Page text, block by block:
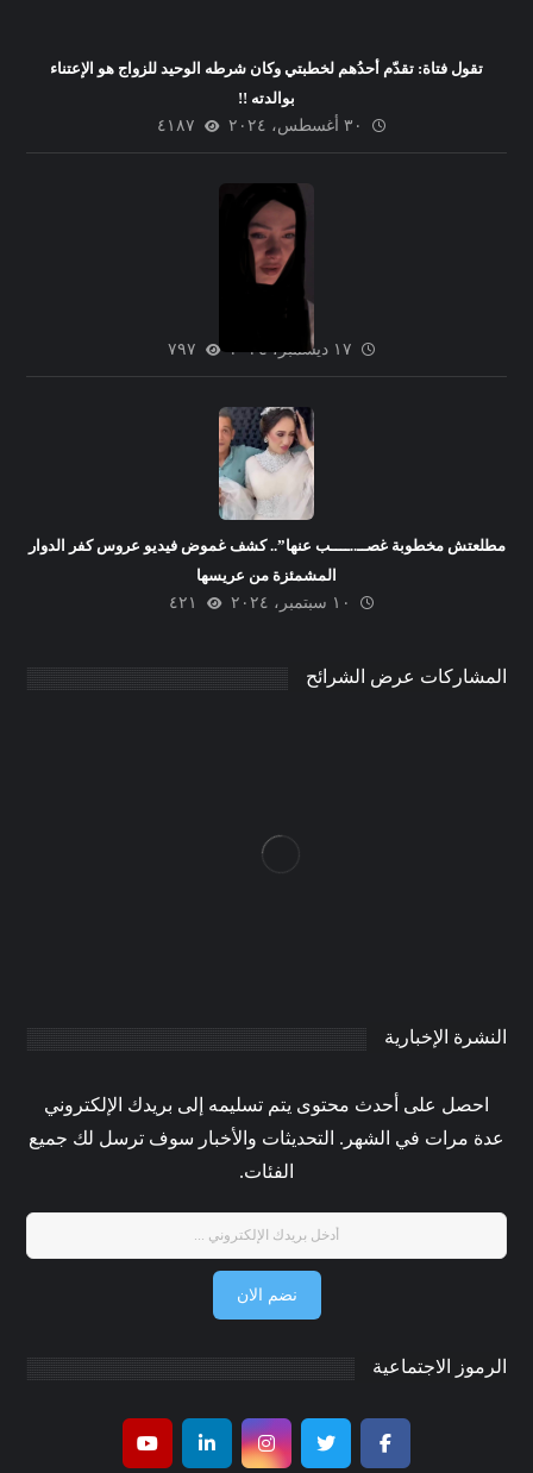
تقول فتاة: تقدّم أحدُهم لخطبتي وكان شرطه الوحيد للزواج هو الإعتناء
بوالدته !!
٣٠ أغسطس، ٢٠٢٤
٤١٨٧
بيتى اتخـ.ـرب
١٧ ديسمبر، ٢٠٢٤
٧٩٧
مطلعتش مخطوبة غصــ..ــــب عنها”.. كشف غموض فيديو عروس كفر الدوار
المشمئزة من عريسها
١٠ سبتمبر، ٢٠٢٤
٤٢١
المشاركات عرض الشرائح
النشرة الإخبارية
احصل على أحدث محتوى يتم تسليمه إلى بريدك الإلكتروني
عدة مرات في الشهر. التحديثات والأخبار سوف ترسل لك جميع
الفئات.
نضم الان
الرموز الاجتماعية